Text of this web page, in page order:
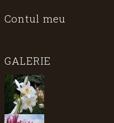
Contul meu
GALERIE